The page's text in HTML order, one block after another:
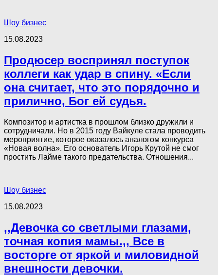
Шоу бизнес
15.08.2023
Продюсер воспринял поступок
коллеги как удар в спину. «Если
она считает, что это порядочно и
прилично, Бог ей судья.
Композитор и артистка в прошлом близко дружили и
сотрудничали. Но в 2015 году Вайкуле стала проводить
мероприятие, которое оказалось аналогом конкурса
«Новая волна». Его основатель Игорь Крутой не смог
простить Лайме такого предательства. Отношения...
Шоу бизнес
15.08.2023
,,Девочка со светлыми глазами,
точная копия мамы.,, Все в
восторге от яркой и миловидной
внешности девочки.